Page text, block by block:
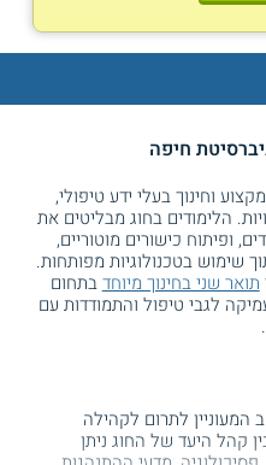
חיפה
וחינוך בעלי ידע טיפולי,
הלימודים בחוג מבליטים את
ופיתוח כישורים מוטוריים,
שימוש בטכנולוגיות מפותחות.
תואר שני בחינוך מיוחדבתחום
לגבי טיפול והתמודדות עם
המעוניין לתרום לקהילה
קהל היעד של החוג ניתן